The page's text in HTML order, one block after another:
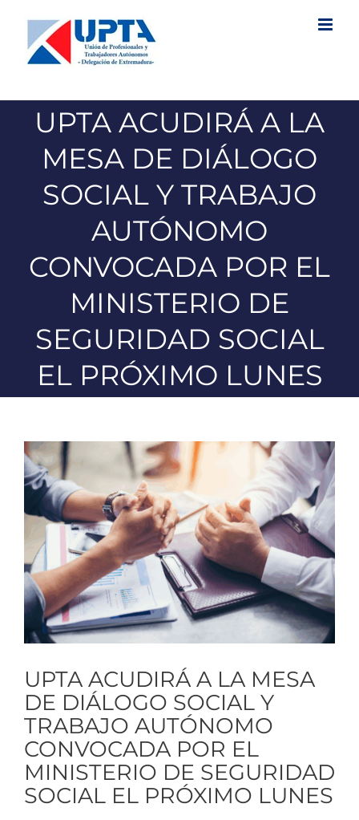
contenido
UPTA ACUDIRÁ A LA
MESA DE DIÁLOGO
SOCIAL Y TRABAJO
AUTÓNOMO
CONVOCADA POR EL
MINISTERIO DE
SEGURIDAD SOCIAL
EL PRÓXIMO LUNES
Ver
imagen
más
grande
UPTA ACUDIRÁ A LA MESA
DE DIÁLOGO SOCIAL Y
TRABAJO AUTÓNOMO
CONVOCADA POR EL
MINISTERIO DE SEGURIDAD
SOCIAL EL PRÓXIMO LUNES